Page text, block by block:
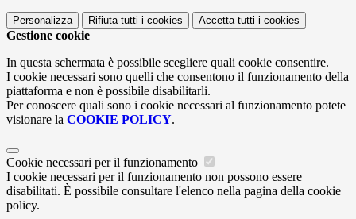
Personalizza Rifiuta tutti i cookies Accetta tutti i cookies
Gestione cookie
In questa schermata è possibile scegliere quali cookie consentire.
I cookie necessari sono quelli che consentono il funzionamento della
piattaforma e non è possibile disabilitarli.
Per conoscere quali sono i cookie necessari al funzionamento potete
visionare la COOKIE POLICY.
Cookie necessari per il funzionamento
I cookie necessari per il funzionamento non possono essere
disabilitati. È possibile consultare l'elenco nella pagina della cookie
policy.